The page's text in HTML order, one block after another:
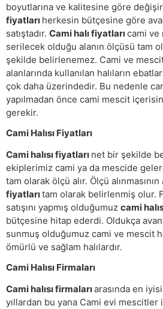
boyutlarına ve kalitesine göre
fiyatları herkesin bütçesine göre
satıştadır. Cami halı fiyatlarıcami ve
serilecek olduğu alanın ölçüsü tam
şekilde belirlenemez. Cami ve
alanlarında kullanılan halıların
çok daha üzerindedir. Bu nedenle
yapılmadan önce cami mescit
gerekir.
Cami Halısı Fiyatları
Cami halısı fiyatları net bir şekilde
ekiplerimiz cami ya da mescide
tam olarak ölçü alır. Ölçü alınmasının
fiyatlarıtam olarak belirlenmiş olur.
satışını yapmış olduğumuz cami
bütçesine hitap ederdi. Oldukça
sunmuş olduğumuz cami ve mescit
ömürlü ve sağlam halılardır.
Cami Halısı Firmaları
Cami halısı firmalarıarasında en
yıllardan bu yana Cami evi mescitler